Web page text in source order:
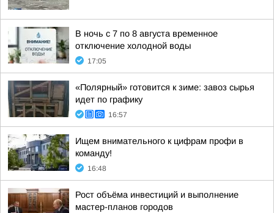
В ночь с 7 по 8 августа временное
отключение холодной воды
17:05
«Полярный» готовится к зиме: завоз сырья
идет по графику
16:57
Ищем внимательного к цифрам профи в
команду!
16:48
Рост объёма инвестиций и выполнение
мастер-планов городов